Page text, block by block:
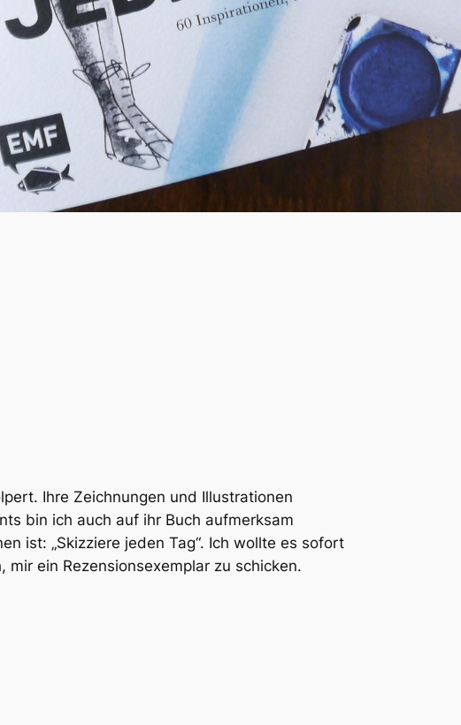
Ihre Zeichnungen und Illustrationen
bin ich auch auf ihr Buch aufmerksam
ist: „Skizziere jeden Tag“. Ich wollte es sofort
ein Rezensionsexemplar zu schicken.